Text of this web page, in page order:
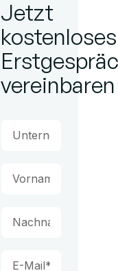
Jetzt
kostenloses
vereinbaren